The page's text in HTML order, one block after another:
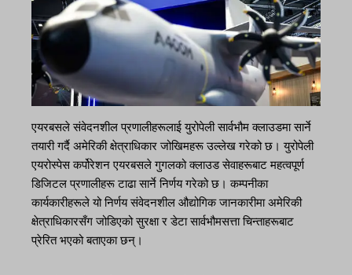
एयरबसले संवेदनशील प्रणालीहरूलाई युरोपेली सार्वभौम क्लाउडमा सार्ने
तयारी गर्दै अमेरिकी क्षेत्राधिकार जोखिमहरू उल्लेख गरेको छ। युरोपेली
एयरोस्पेस कर्पोरेशन एयरबसले गुगलको क्लाउड सेवाहरूबाट महत्वपूर्ण
डिजिटल प्रणालीहरू टाढा सार्ने निर्णय गरेको छ। कम्पनीका
कार्यकारीहरूले यो निर्णय संवेदनशील औद्योगिक जानकारीमा अमेरिकी
क्षेत्राधिकारसँग जोडिएको सुरक्षा र डेटा सार्वभौमसत्ता चिन्ताहरूबाट
प्रेरित भएको बताएका छन्।